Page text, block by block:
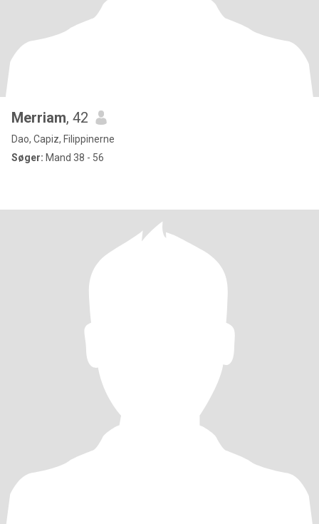
Merriam, 42
Dao, Capiz, Filippinerne
Søger: Mand 38 - 56